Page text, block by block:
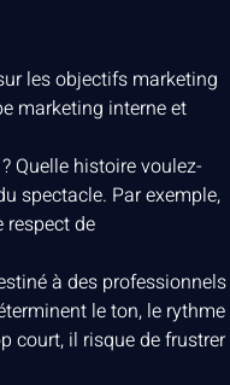
les objectifs marketing
marketing interne et
Quelle histoire voulez-
spectacle. Par exemple,
respect de
à des professionnels
le ton, le rythme
court, il risque de frustrer